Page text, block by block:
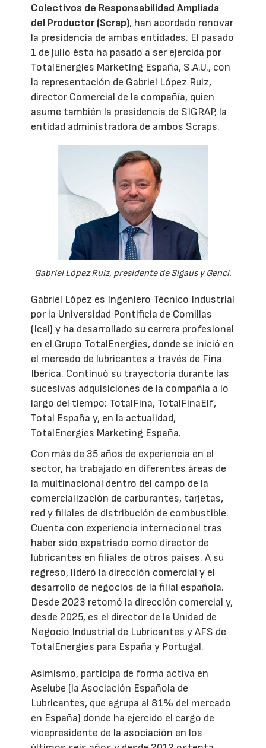
Colectivos de Responsabilidad Ampliada
del Productor (Scrap), han acordado renovar
la presidencia de ambas entidades. El pasado
1 de julio ésta ha pasado a ser ejercida por
TotalEnergies Marketing España, S.A.U., con
la representación de Gabriel López Ruiz,
director Comercial de la compañía, quien
asume también la presidencia de SIGRAP, la
entidad administradora de ambos Scraps.
Gabriel López Ruiz, presidente de Sigaus y Genci.
Gabriel López es Ingeniero Técnico Industrial
por la Universidad Pontificia de Comillas
(Icai) y ha desarrollado su carrera profesional
en el Grupo TotalEnergies, donde se inició en
el mercado de lubricantes a través de Fina
Ibérica. Continuó su trayectoria durante las
sucesivas adquisiciones de la compañía a lo
largo del tiempo: TotalFina, TotalFinaElf,
Total España y, en la actualidad,
TotalEnergies Marketing España.
Con más de 35 años de experiencia en el
sector, ha trabajado en diferentes áreas de
la multinacional dentro del campo de la
comercialización de carburantes, tarjetas,
red y filiales de distribución de combustible.
Cuenta con experiencia internacional tras
haber sido expatriado como director de
lubricantes en filiales de otros países. A su
regreso, lideró la dirección comercial y el
desarrollo de negocios de la filial española.
Desde 2023 retomó la dirección comercial y,
desde 2025, es el director de la Unidad de
Negocio Industrial de Lubricantes y AFS de
TotalEnergies para España y Portugal.
Asimismo, participa de forma activa en
Aselube (la Asociación Española de
Lubricantes, que agrupa al 81% del mercado
en España) donde ha ejercido el cargo de
vicepresidente de la asociación en los